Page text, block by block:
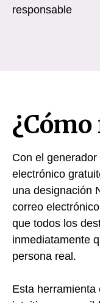
responsable
Con el
electrónico
una designación
correo
que todos los
inmediatamente
persona real.
Esta herramienta